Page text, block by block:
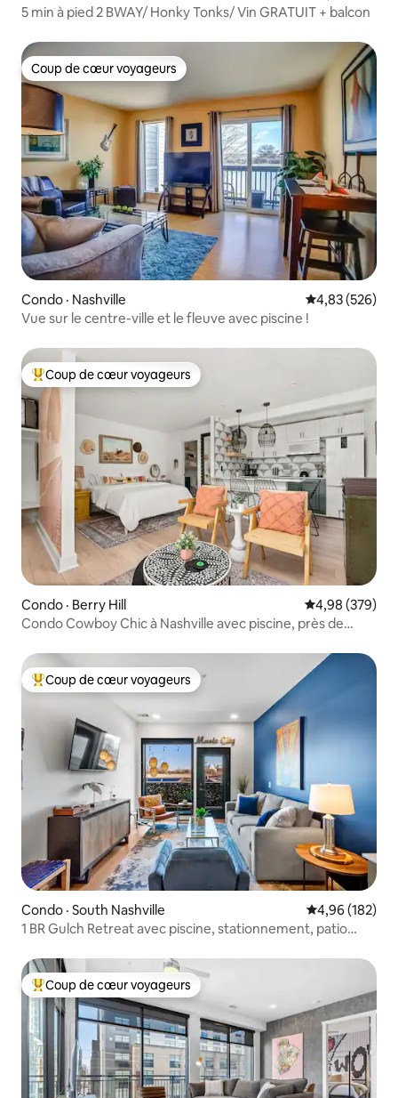
5 min à pied 2 BWAY/ Honky Tonks/ Vin GRATUIT + balcon
Coup de cœur voyageurs
Coup de cœur voyageurs
Condo · Nashville Note
4,83 (526)
Vue sur le centre-ville et le fleuve avec piscine !
Coup de cœur voyageurs parmi les plus aimés
Coup de cœur voyageurs
Condo · Berry Hill Note
4,98 (379)
Condo Cowboy Chic à Nashville avec piscine, près de
Coup de cœur voyageurs parmi les plus aimés
Coup de cœur voyageurs
Condo · South Nashville Note
4,96 (182)
1 BR Gulch Retreat avec piscine, stationnement, patio
Coup de cœur voyageurs parmi les plus aimés
Coup de cœur voyageurs